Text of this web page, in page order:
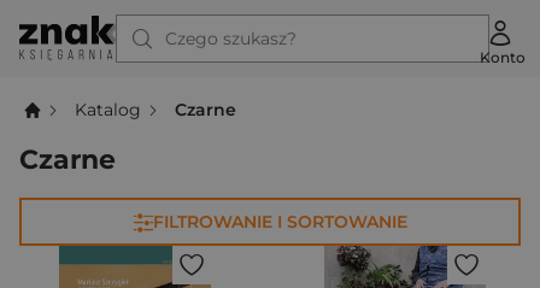
Czego szukasz?
Konto
Katalog Czarne
Czarne
FILTROWANIE I SORTOWANIE